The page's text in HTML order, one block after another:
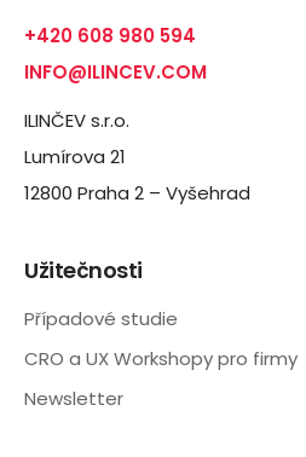
+420 608 980 594
INFO@ILINCEV.COM
ILINČEV s.r.o.
Lumírova 21
12800 Praha 2 – Vyšehrad
Užitečnosti
Případové studie
CRO a UX Workshopy pro firmy
Newsletter